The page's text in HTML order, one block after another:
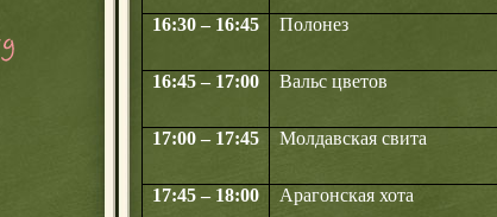
16:30 – 16:45
Полонез
16:45 – 17:00 Вальс цветов
17:00 – 17:45 Молдавская свита
17:45 – 18:00 Арагонская хота